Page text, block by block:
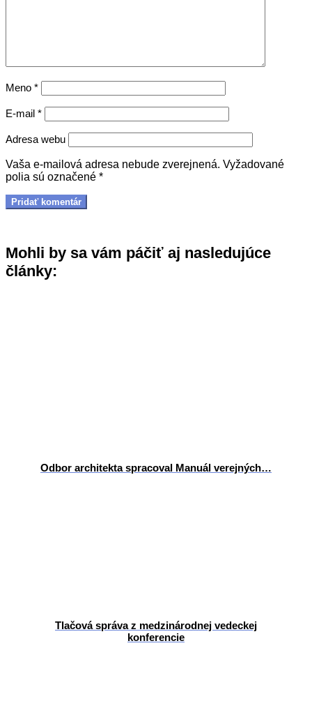
Meno *
E-mail *
Adresa webu
Vaša e-mailová adresa nebude zverejnená. Vyžadované
polia sú označené *
Mohli by sa vám páčiť aj nasledujúce
články:
Odbor architekta spracoval Manuál verejných…
Tlačová správa z medzinárodnej vedeckej
konferencie